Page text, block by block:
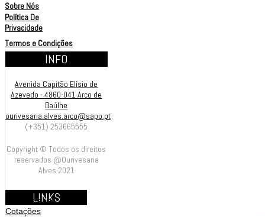
Sobre Nós
Política De
Privacidade
Termos e Condições
INFO
Avenida Capitão Elísio de
Azevedo - 4860-041 Arco de
Baúlhe
ourivesaria.alves.arco@sapo.pt
(+351) 253665555
Copyright © Todos os direitos
reservados @Ourivesaria
Alves 2021
LINKS
Contrastarias
Cotações